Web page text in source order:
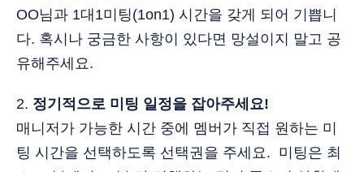
OO님과 1대1미팅(1on1) 시간을 갖게 되어 기쁩니
다. 혹시나 궁금한 사항이 있다면 망설이지 말고 공
유해주세요.
2. 정기적으로 미팅 일정을 잡아주세요!
매니저가 가능한 시간 중에 멤버가 직접 원하는 미
팅 시간을 선택하도록 선택권을 주세요. 미팅은 최